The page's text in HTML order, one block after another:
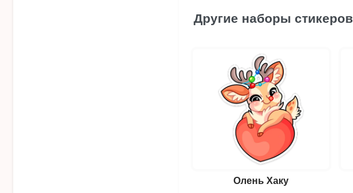
Другие наборы стикеров
Олень Хаку